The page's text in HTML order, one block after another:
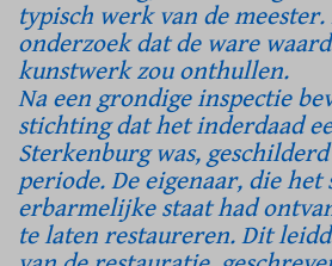
typisch werk van de
onderzoek dat de ware
kunstwerk zou onthullen.
Na een grondige inspectie
stichting dat het inderdaad
Sterkenburg was,
periode. De eigenaar, die
erbarmelijke staat had
te laten restaureren. Dit